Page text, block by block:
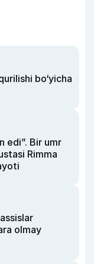
bo‘yicha
edi”. Bir umr
Rimma
olmay